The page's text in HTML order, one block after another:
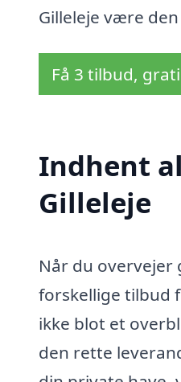
Gilleleje være
Få 3 tilbud,
Indhent
Gilleleje
Når du overvejer
forskellige tilbud
ikke blot et
den rette